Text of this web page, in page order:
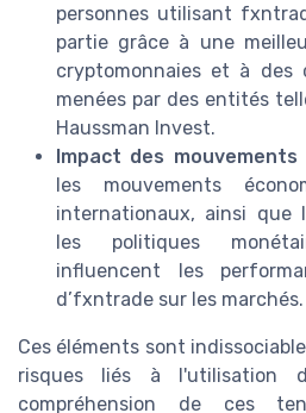
personnes utilisant
partie grâce à une
cryptomonnaies et à des
menées par des entités
Haussman Invest.
Impact des
les mouvements
internationaux, ainsi que
les politiques
influencent les
d’fxntrade sur les marchés.
Ces éléments sont
risques liés à l'utilisation
compréhension de ces